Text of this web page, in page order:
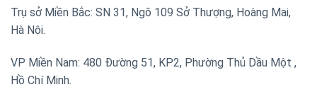
Trụ sở Miền Bắc: SN 31, Ngõ 109 Sở Thượng, Hoàng Mai,
Hà Nội.
VP Miền Nam: 480 Đường 51, KP2, Phường Thủ Dầu Một ,
Hồ Chí Minh.